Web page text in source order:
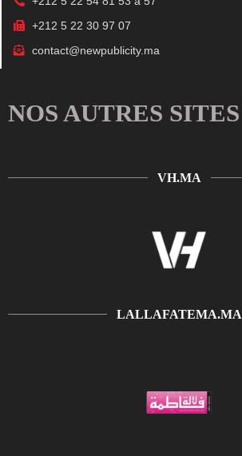
+212 5 22 30 97 07
contact@newpublicity.ma
NOS AUTRES SITES
VH.MA
LALLAFATEMA.MA